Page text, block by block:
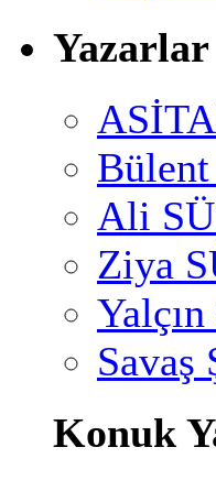
Yazarlar
Ali
Ziya
Savaş
Konuk